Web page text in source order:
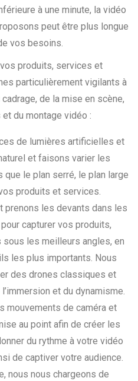
à une minute, la vidéo
peut être plus longue
vos besoins.
produits, services et
particulièrement vigilants à
de la mise en scène,
du montage vidéo :
de lumières artificielles et
et faisons varier les
le plan serré, le plan large
produits et services.
prenons les devants dans les
capturer vos produits,
les meilleurs angles, en
les plus importants. Nous
des drones classiques et
et du dynamisme.
mouvements de caméra et
au point afin de créer les
du rythme à votre vidéo
de captiver votre audience.
nous nous chargeons de